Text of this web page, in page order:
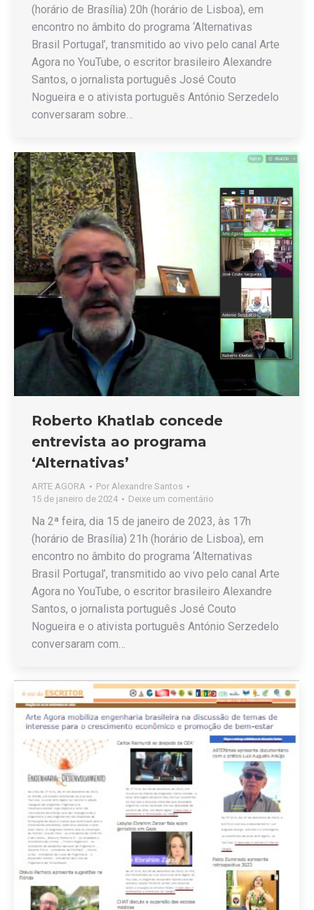
(horário de Brasília) 20h (horário de Lisboa), em
encontro no âmbito do programa ‘Alternativas
Brasil Portugal’, transmitido ao vivo pelo canal Arte
Agora no YouTube, o escritor brasileiro Alexandre
Santos, o jornalista português José Couto
Nogueira e o ativista português António Serzedelo
conversaram sobre…
Roberto Khatlab concede
entrevista ao programa
‘Alternativas’
ARTE AGORA Por Alexandre Santos
15 de janeiro de 2024
Deixe um comentário
Na 2ª feira, dia 15 de janeiro de 2023, às 17h
(horário de Brasília) 21h (horário de Lisboa), em
encontro no âmbito do programa ‘Alternativas
Brasil Portugal’, transmitido ao vivo pelo canal Arte
Agora no YouTube, o escritor brasileiro Alexandre
Santos, o jornalista português José Couto
Nogueira e o ativista português António Serzedelo
conversaram com…